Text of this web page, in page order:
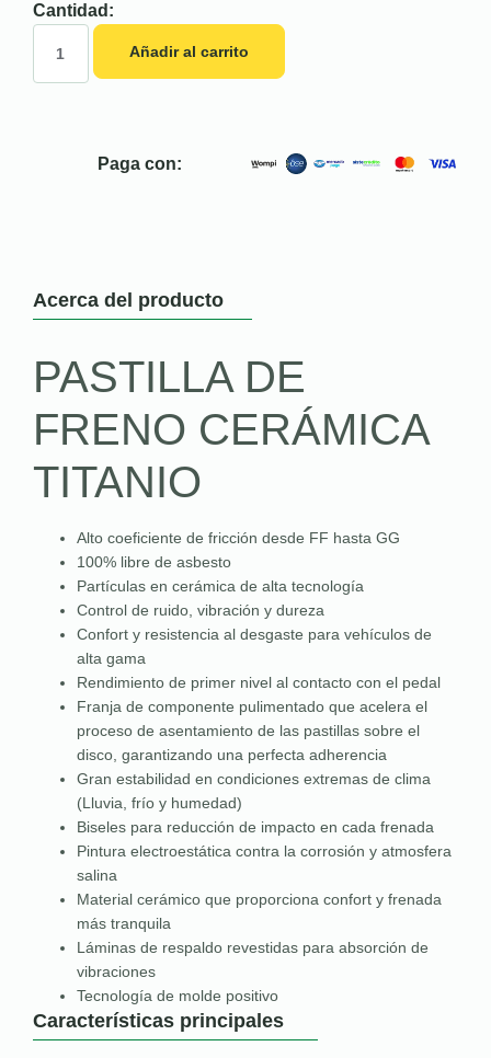
Cantidad:
Añadir al carrito
Paga con:
Acerca del producto
PASTILLA DE
FRENO CERÁMICA
TITANIO
Alto coeficiente de fricción desde FF hasta GG
100% libre de asbesto
Partículas en cerámica de alta tecnología
Control de ruido, vibración y dureza
Confort y resistencia al desgaste para vehículos de
alta gama
Rendimiento de primer nivel al contacto con el pedal
Franja de componente pulimentado que acelera el
proceso de asentamiento de las pastillas sobre el
disco, garantizando una perfecta adherencia
Gran estabilidad en condiciones extremas de clima
(Lluvia, frío y humedad)
Biseles para reducción de impacto en cada frenada
Pintura electroestática contra la corrosión y atmosfera
salina
Material cerámico que proporciona confort y frenada
más tranquila
Láminas de respaldo revestidas para absorción de
vibraciones
Tecnología de molde positivo
Características principales